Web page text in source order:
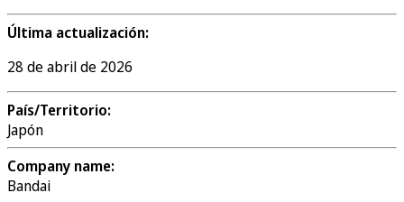
Última actualización:
28 de abril de 2026
País/Territorio:
Japón
Company name:
Bandai